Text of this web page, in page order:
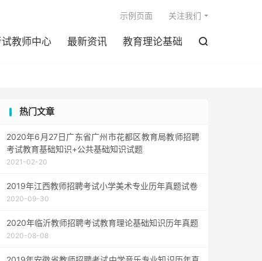
教师中心 最新资讯 教育理论基础 
示例页面 关注我们
热门文章
2020年6月27日广东省广州市花都区教育局教师招聘
考试教育基础知识+公共基础知识试题
2021-02-20
2019年江西教师招聘考试小学美术专业历年真题试卷
2020-09-30
2020年临沂教师招聘考试教育理论基础知识历年真题
2020-08-08